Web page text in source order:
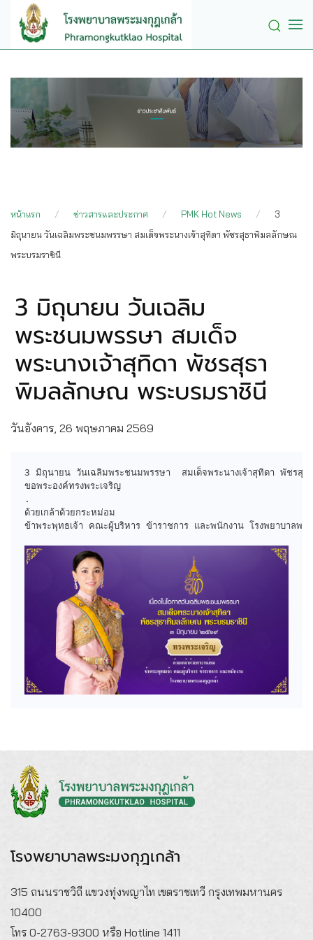
Skip to main content
หน้าแรก ข่าวสารและประกาศ PMK Hot News
3
มิถุนายน วันเฉลิมพระชนมพรรษา สมเด็จพระนางเจ้าสุทิดา พัชรสุธาพิมลลักษณ
พระบรมราชินี
3 มิถุนายน วันเฉลิม
พระชนมพรรษา สมเด็จ
พระนางเจ้าสุทิดา พัชรสุธา
พิมลลักษณ พระบรมราชินี
วันอังคาร, 26 พฤษภาคม 2569
3 มิถุนายน วันเฉลิมพระชนมพรรษา  สมเด็จพระนางเจ้าสุทิดา พัชร
ขอพระองค์ทรงพระเจริญ
.
ด้วยเกล้าด้วยกระหม่อม
ข้าพระพุทธเจ้า คณะผู้บริหาร ข้าราชการ และพนักงาน โรงพยาบาลพระ
โรงพยาบาลพระมงกุฎเกล้า
315 ถนนราชวิถี แขวงทุ่งพญาไท เขตราชเทวี กรุงเทพมหานคร
10400
โทร 0-2763-9300 หรือ Hotline 1411